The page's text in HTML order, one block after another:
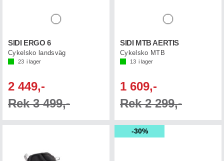
SIDI ERGO 6
Cykelsko landsväg
23 i lager
2 449,-
Rek 3 499,-
SIDI MTB AERTIS
Cykelsko MTB
13 i lager
1 609,-
Rek 2 299,-
30%